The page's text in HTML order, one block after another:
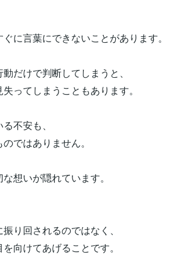
に言葉にできないことがあります。
だけで判断してしまうと、
ってしまうこともあります。
不安も、
ではありません。
想いが隠れています。
り回されるのではなく、
向けてあげることです。